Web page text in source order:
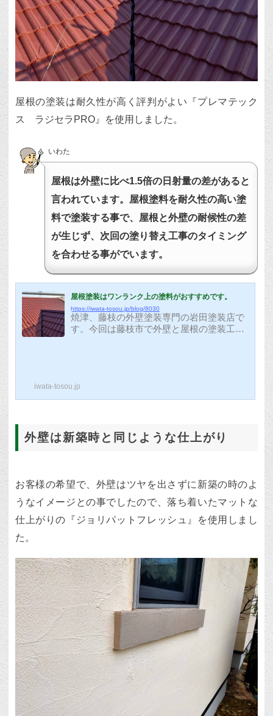
屋根の塗装は耐久性が高く評判がよい『プレマテック
ス ラジセラPRO』を使用しました。
いわた
屋根は外壁に比べ1.5倍の日射量の差があると
言われています。屋根塗料を耐久性の高い塗
料で塗装する事で、屋根と外壁の耐候性の差
が生じず、次回の塗り替え工事のタイミング
を合わせる事がでいます。
屋根塗装はワンランク上の塗料がおすすめです。
https://iwata-tosou.jp/blog/8030
焼津、藤枝の外壁塗装専門の岩田塗装店で
す。今回は藤枝市で外壁と屋根の塗装工事
べると劣化が早くなります。その為、塗り
替え工事の際は外壁よりもワンランク上の
を落としていきます。この作業をしっかり
とやらないと塗装した塗料の剥がれの原因
iwata-tosou.jp
外壁は新築時と同じような仕上がり
お客様の希望で、外壁はツヤを出さずに新築の時のよ
うなイメージとの事でしたので、落ち着いたマットな
仕上がりの『ジョリパットフレッシュ』を使用しまし
た。